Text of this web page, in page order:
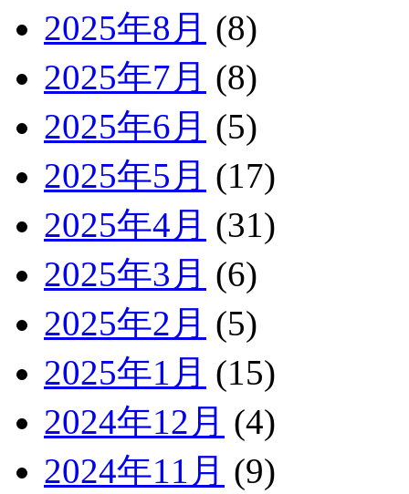
2025年8月 (8)
2025年7月 (8)
2025年6月 (5)
2025年5月 (17)
2025年4月 (31)
2025年3月 (6)
2025年2月 (5)
2025年1月 (15)
2024年12月 (4)
2024年11月 (9)